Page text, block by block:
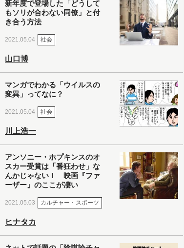
新年度で登場した「どうして
もソリが合わない同僚」と付
き合う方法
2021.05.04 社会
山口博
マンガでわかる「ウイルスの
変異」ってなに？
2021.05.04 社会
川上浩一
アンソニー・ホプキンスのオ
スカー受賞は「番狂わせ」な
んかじゃない！ 映画『ファ
ーザー』のここが凄い
2021.05.03 カルチャー・スポーツ
ヒナタカ